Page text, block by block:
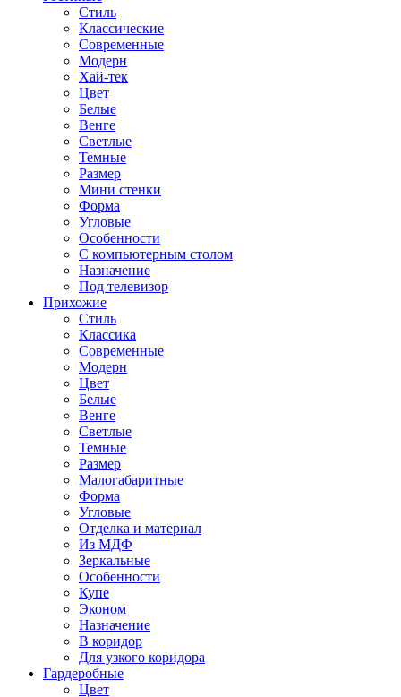
Стиль
Классические
Современные
Модерн
Хай-тек
Цвет
Белые
Венге
Светлые
Темные
Размер
Мини стенки
Форма
Угловые
Особенности
С компьютерным столом
Назначение
Под телевизор
Прихожие
Стиль
Классика
Современные
Модерн
Цвет
Белые
Венге
Светлые
Темные
Размер
Малогабаритные
Форма
Угловые
Отделка и материал
Из МДФ
Зеркальные
Особенности
Купе
Эконом
Назначение
В коридор
Для узкого коридора
Гардеробные
Цвет